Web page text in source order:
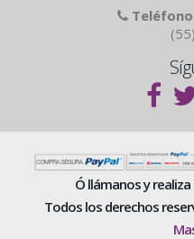
Ó llámanos y
Todos los derechos